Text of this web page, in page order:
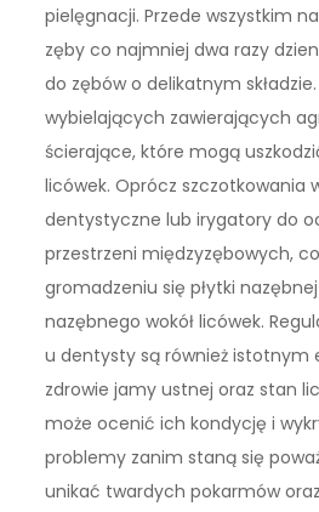
pielęgnacji. Przede wszystkim
zęby co najmniej dwa razy
do zębów o delikatnym
wybielających zawierających
ścierające, które mogą
licówek. Oprócz szczotkowania
dentystyczne lub irygatory do
przestrzeni międzyzębowych,
gromadzeniu się płytki
nazębnego wokół licówek.
u dentysty są również
zdrowie jamy ustnej oraz stan
może ocenić ich kondycję i
problemy zanim staną się
unikać twardych pokarmów